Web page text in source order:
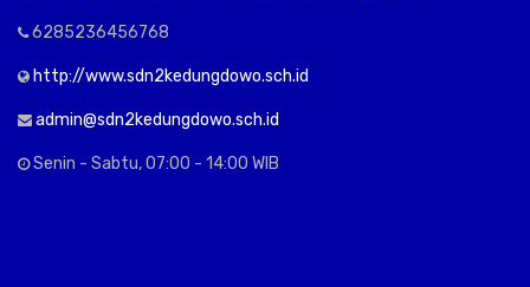
6285236456768
http://www.sdn2kedungdowo.sch.id
admin@sdn2kedungdowo.sch.id
Senin - Sabtu, 07:00 - 14:00 WIB